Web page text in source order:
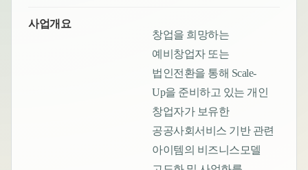
사업개요
창업을 희망하는
예비창업자 또는
법인전환을 통해 Scale-
Up을 준비하고 있는 개인
창업자가 보유한
공공사회서비스 기반 관련
아이템의 비즈니스모델